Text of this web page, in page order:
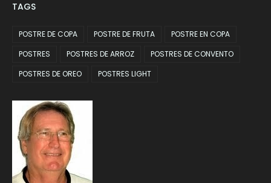
TAGS
POSTRE DE COPA POSTRE DE FRUTA
POSTRE EN COPA
POSTRES
POSTRES DE ARROZ
POSTRES DE CONVENTO
POSTRES DE OREO
POSTRES LIGHT